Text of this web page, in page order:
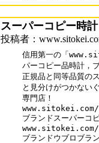
スーパーコピー時計
投稿者：
信用第一の「
パーコピー品時計，
正規品と同等品質の
と見分けがつかない
専門店！
www.sitokei.com/
ブランドスーパーコ
ブランドウブロブラ